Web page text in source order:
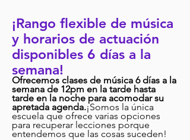
¡Rango flexible de música
y horarios de actuación
disponibles 6 días a la
semana!
Ofrecemos clases de música 6 días a la
semana de 12pm en la tarde hasta
tarde en la noche para acomodar su
apretada agenda.¡Somos la única
escuela que ofrece varias opciones
para recuperar lecciones porque
entendemos que las cosas suceden!